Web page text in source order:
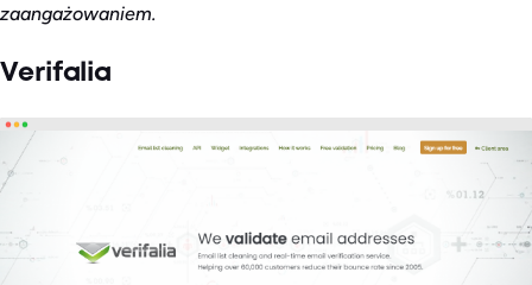
zaangażowaniem.
Verifalia